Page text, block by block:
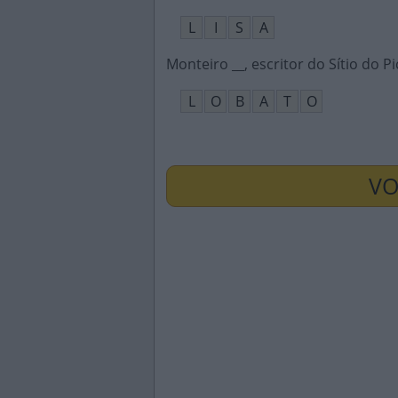
L
I S
A
Monteiro __, escritor do Sítio do
L
O B A T O